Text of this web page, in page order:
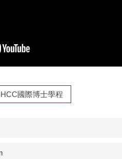
國際博士學程